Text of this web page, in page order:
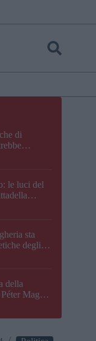
di
le luci del
sta
degli
della
Magyar